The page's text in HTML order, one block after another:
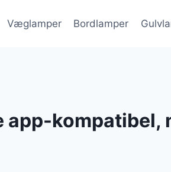
Væglamper Bordlamper
app-kompatibel,